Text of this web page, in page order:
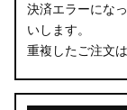
決済エラーにな
いします。
重複したご注文